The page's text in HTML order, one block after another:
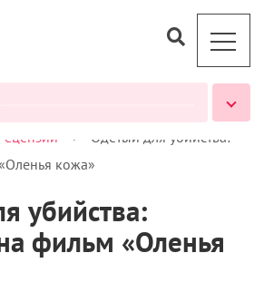
>
Одетый для убийства:
кожа»
убийства:
фильм «Оленья